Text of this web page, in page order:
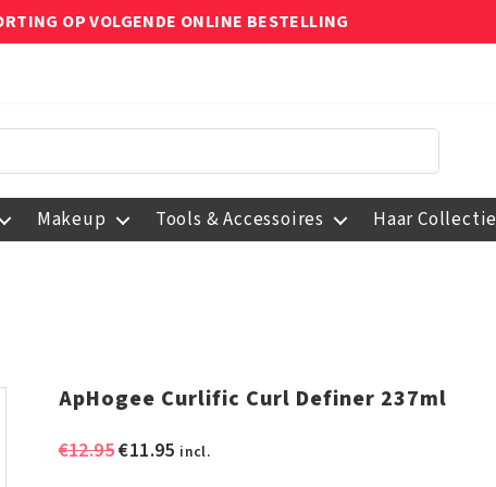
OP VOLGENDE ONLINE BESTELLING
Makeup Tools & Accessoires Haar Collectie
ApHogee Curlific Curl Definer 237ml
€12.95Oorspronkelijke
€11.95Huidige
incl.